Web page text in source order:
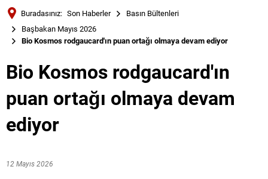
Български
Deutsch
Buradasınız: Son Haberler
Basın Bültenleri
Başbakan Mayıs 2026
Bio Kosmos rodgaucard'ın puan ortağı olmaya devam ediyor
Bio Kosmos rodgaucard'ın
puan ortağı olmaya devam
ediyor
12 Mayıs 2026